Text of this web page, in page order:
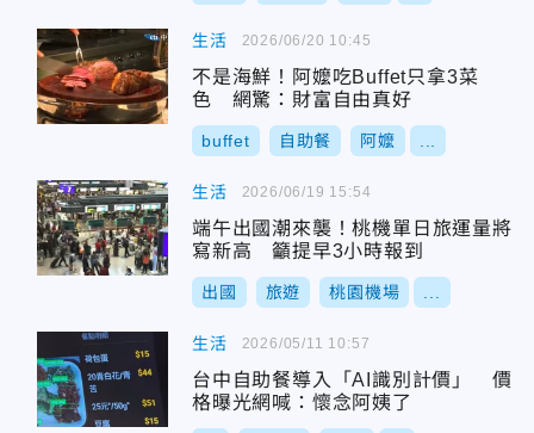
生活
不是海鮮！阿嬤吃Buffet只拿3菜
色 網驚：財富自由真好
buffet 自助餐 阿嬤
2026/06/20 10:45
生活
端午出國潮來襲！桃機單日旅運量將
寫新高 籲提早3小時報到
出國 旅遊 桃園機場
2026/06/19 15:54
生活
台中自助餐導入「AI識別計價」 價
格曝光網喊：懷念阿姨了
2026/05/11 10:57